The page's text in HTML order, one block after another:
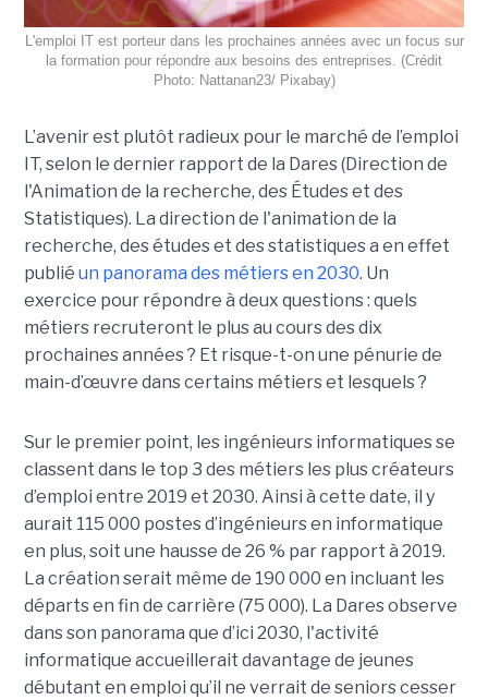
L'emploi IT est porteur dans les prochaines années avec un focus sur
la formation pour répondre aux besoins des entreprises. (Crédit
Photo: Nattanan23/ Pixabay)
L’avenir est plutôt radieux pour le marché de l’emploi
IT, selon le dernier rapport de la Dares (Direction de
l'Animation de la recherche, des Études et des
Statistiques). La direction de l'animation de la
recherche, des études et des statistiques a en effet
publié un panorama des métiers en 2030. Un
exercice pour répondre à deux questions : quels
métiers recruteront le plus au cours des dix
prochaines années ? Et risque-t-on une pénurie de
main-d’œuvre dans certains métiers et lesquels ?
Sur le premier point, les ingénieurs informatiques se
classent dans le top 3 des métiers les plus créateurs
d’emploi entre 2019 et 2030. Ainsi à cette date, il y
aurait 115 000 postes d’ingénieurs en informatique
en plus, soit une hausse de 26 % par rapport à 2019.
La création serait même de 190 000 en incluant les
départs en fin de carrière (75 000). La Dares observe
dans son panorama que d’ici 2030, l'activité
informatique accueillerait davantage de jeunes
débutant en emploi qu’il ne verrait de seniors cesser